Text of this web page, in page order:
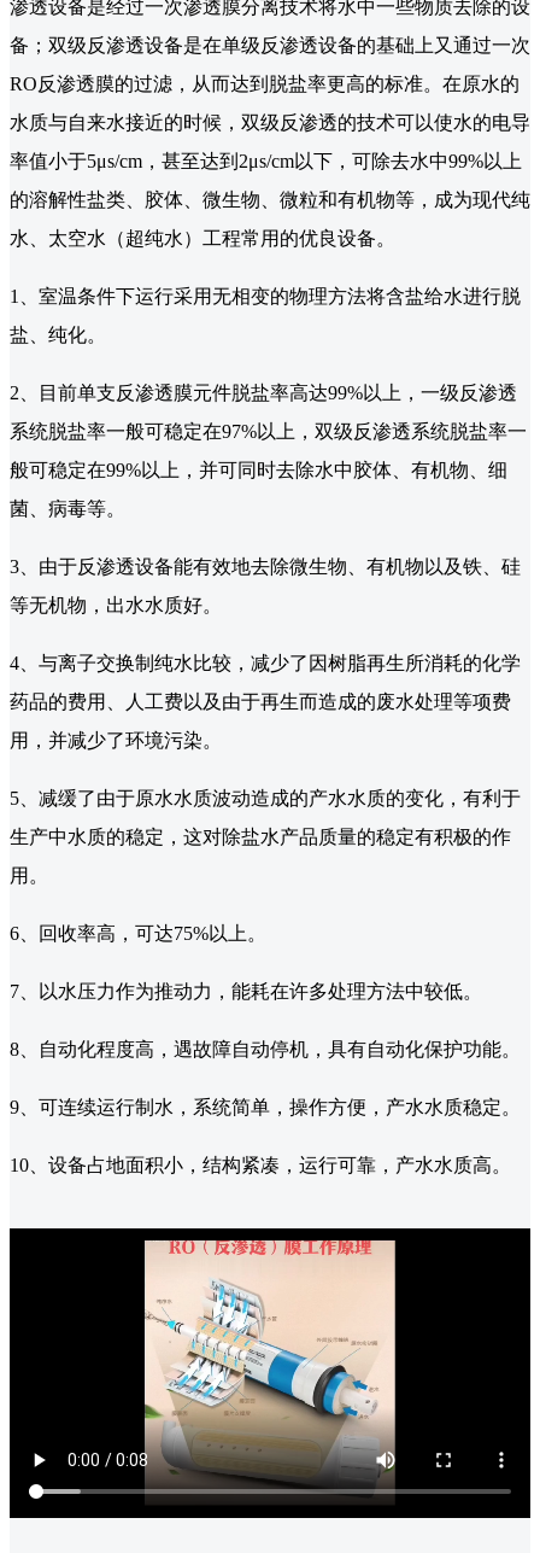
渗透设备是经过一次渗透膜分离技术将水中一些物质去除的设
备；双级反渗透设备是在单级反渗透设备的基础上又通过一次
RO反渗透膜的过滤，从而达到脱盐率更高的标准。在原水的
水质与自来水接近的时候，双级反渗透的技术可以使水的电导
率值小于5μs/cm，甚至达到2μs/cm以下，可除去水中99%以上
的溶解性盐类、胶体、微生物、微粒和有机物等，成为现代纯
水、太空水（超纯水）工程常用的优良设备。
1、室温条件下运行采用无相变的物理方法将含盐给水进行脱
盐、纯化。
2、目前单支反渗透膜元件脱盐率高达99%以上，一级反渗透
系统脱盐率一般可稳定在97%以上，双级反渗透系统脱盐率一
般可稳定在99%以上，并可同时去除水中胶体、有机物、细
菌、病毒等。
3、由于反渗透设备能有效地去除微生物、有机物以及铁、硅
等无机物，出水水质好。
4、与离子交换制纯水比较，减少了因树脂再生所消耗的化学
药品的费用、人工费以及由于再生而造成的废水处理等项费
用，并减少了环境污染。
5、减缓了由于原水水质波动造成的产水水质的变化，有利于
生产中水质的稳定，这对除盐水产品质量的稳定有积极的作
用。
6、回收率高，可达75%以上。
7、以水压力作为推动力，能耗在许多处理方法中较低。
8、自动化程度高，遇故障自动停机，具有自动化保护功能。
9、可连续运行制水，系统简单，操作方便，产水水质稳定。
10、设备占地面积小，结构紧凑，运行可靠，产水水质高。